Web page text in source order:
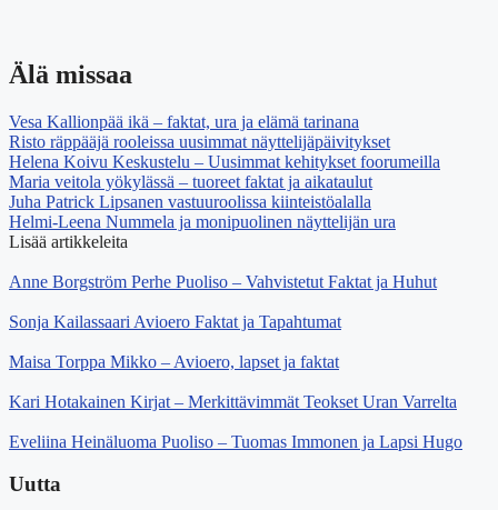
Älä missaa
Vesa Kallionpää ikä – faktat, ura ja elämä tarinana
Risto räppääjä rooleissa uusimmat näyttelijäpäivitykset
Helena Koivu Keskustelu – Uusimmat kehitykset foorumeilla
Maria veitola yökylässä – tuoreet faktat ja aikataulut
Juha Patrick Lipsanen vastuuroolissa kiinteistöalalla
Helmi-Leena Nummela ja monipuolinen näyttelijän ura
Lisää artikkeleita
Anne Borgström Perhe Puoliso – Vahvistetut Faktat ja Huhut
Sonja Kailassaari Avioero Faktat ja Tapahtumat
Maisa Torppa Mikko – Avioero, lapset ja faktat
Kari Hotakainen Kirjat – Merkittävimmät Teokset Uran Varrelta
Eveliina Heinäluoma Puoliso – Tuomas Immonen ja Lapsi Hugo
Uutta